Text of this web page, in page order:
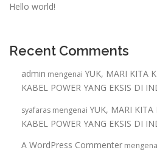
Hello world!
Recent Comments
admin mengenai YUK, MARI KITA
KABEL POWER YANG EKSIS DI
syafaras mengenai YUK, MARI KITA
KABEL POWER YANG EKSIS DI
A WordPress Commenter